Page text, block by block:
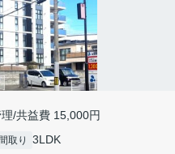
/共益費 15,000円
間取り 3LDK